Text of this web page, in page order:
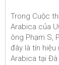
Trong Cuộc
Arabica của
ông Phạm S,
đây là tín
Arabica tại